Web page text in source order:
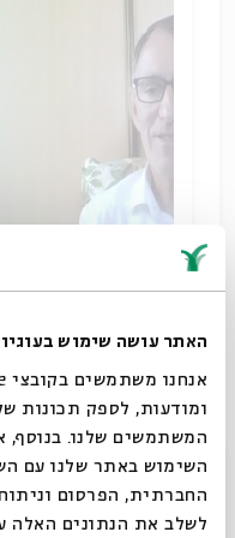
האתר עושה שימוש
ומודעות, לספק תכונות
המשתמשים שלנו. בנוסף,
השימוש באתר שלנו עם
החברתית, הפרסום
לשלב את הנתונים האלה
מה העיקר באיסור
המקדש השלישי?
תגיות: בית המקדש בינה
סגור